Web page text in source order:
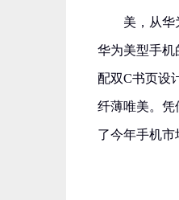
美，从华
华为美型手机
配双C书页设
纤薄唯美。凭
了今年手机市